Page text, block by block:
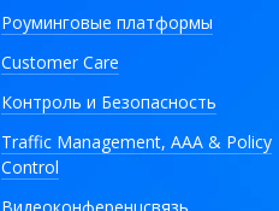
Роуминговые платформы
Customer Care
Контроль и Безопасность
Traffic Management, AAA & Policy
Control